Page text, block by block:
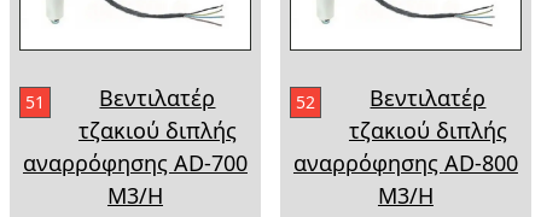
51
Βεντιλατέρ
τζακιού διπλής
αναρρόφησης AD-700
Μ3/Η
52
Βεντιλατέρ
τζακιού διπλής
αναρρόφησης AD-800
Μ3/Η